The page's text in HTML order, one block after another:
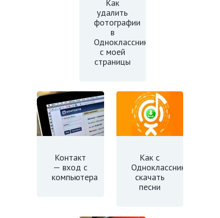
Как
удалить
фотографии
в
Одноклассниках
с моей
страницы
Контакт
— вход с
компьютера
Как с
Одноклассников
скачать
песни